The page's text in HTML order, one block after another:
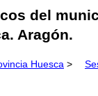
del
Aragón.
Huesca >